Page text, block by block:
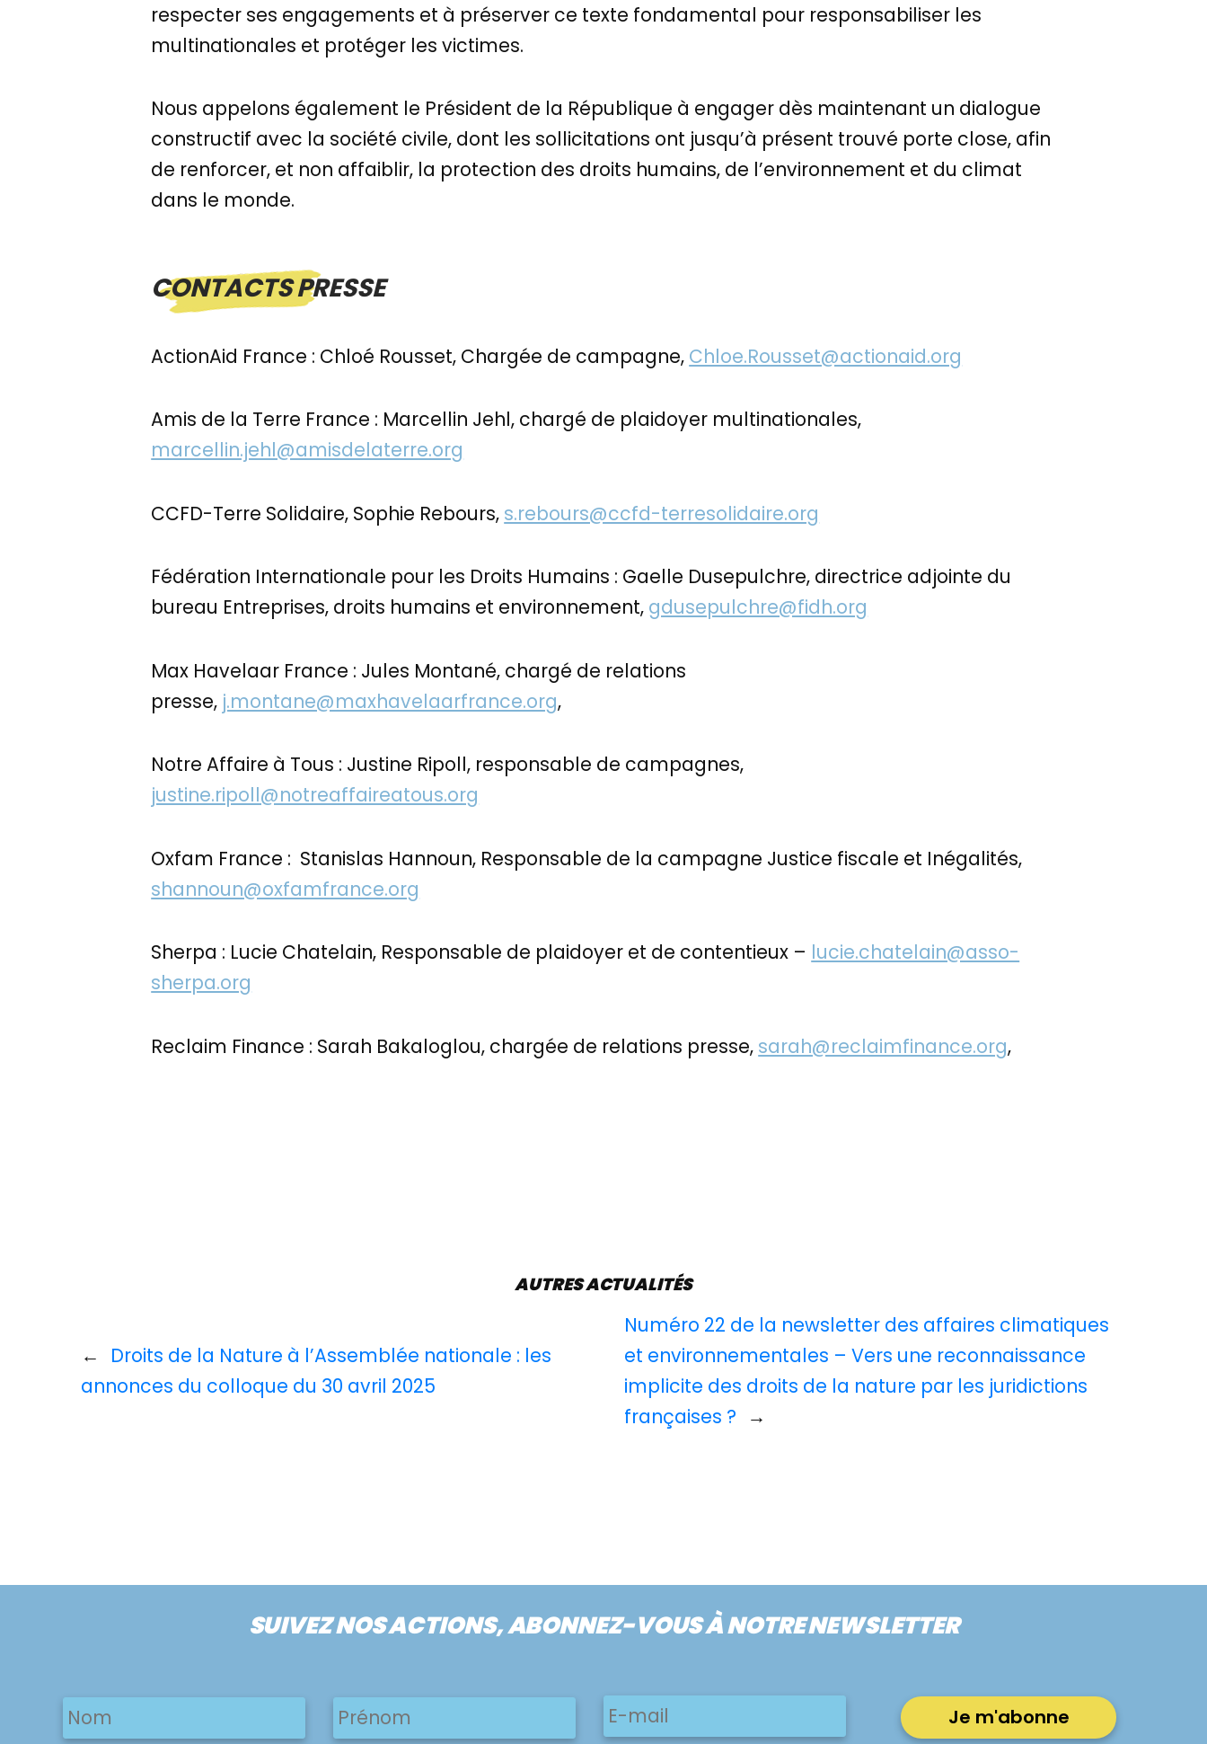
respecter ses engagements et à préserver ce texte fondamental pour responsabiliser les
multinationales et protéger les victimes.
Nous appelons également le Président de la République à engager dès maintenant un dialogue
constructif avec la société civile, dont les sollicitations ont jusqu’à présent trouvé porte close, afin
de renforcer, et non affaiblir, la protection des droits humains, de l’environnement et du climat
dans le monde.
CONTACTS PRESSE
ActionAid France : Chloé Rousset, Chargée de campagne, Chloe.Rousset@actionaid.org
Amis de la Terre France : Marcellin Jehl, chargé de plaidoyer multinationales,
marcellin.jehl@amisdelaterre.org
CCFD-Terre Solidaire, Sophie Rebours, s.rebours@ccfd-terresolidaire.org
Fédération Internationale pour les Droits Humains : Gaelle Dusepulchre, directrice adjointe du
bureau Entreprises, droits humains et environnement, gdusepulchre@fidh.org
Max Havelaar France : Jules Montané, chargé de relations
presse, j.montane@maxhavelaarfrance.org,
Notre Affaire à Tous : Justine Ripoll, responsable de campagnes,
justine.ripoll@notreaffaireatous.org
Oxfam France : Stanislas Hannoun, Responsable de la campagne Justice fiscale et Inégalités,
shannoun@oxfamfrance.org
Sherpa : Lucie Chatelain, Responsable de plaidoyer et de contentieux – lucie.chatelain@asso-
sherpa.org
Reclaim Finance : Sarah Bakaloglou, chargée de relations presse, sarah@reclaimfinance.org,
←
Droits de la Nature à l’Assemblée nationale : les
annonces du colloque du 30 avril 2025
AUTRES ACTUALITÉS
Numéro 22 de la newsletter des affaires climatiques
et environnementales – Vers une reconnaissance
implicite des droits de la nature par les juridictions
françaises ? →
SUIVEZ NOS ACTIONS, ABONNEZ-VOUS À NOTRE NEWSLETTER
Nom Prénom
E-
mail